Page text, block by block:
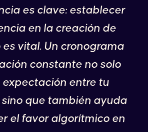
es clave: establecer
en la creación de
vital. Un cronograma
constante no solo
expectación entre tu
que también ayuda
el favor algorítmico en